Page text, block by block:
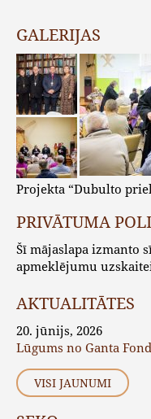
GALERIJAS
Projekta “Dubulto
PRIVĀTUMA
Šī mājaslapa izmanto
apmeklējumu
AKTUALITĀTES
20. jūnijs, 2026
Lūgums no Ganta
VISI JAUNUMI